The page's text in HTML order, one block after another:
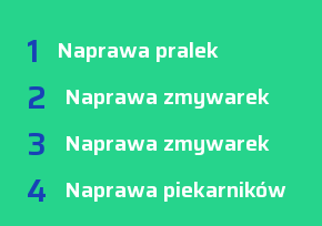
1 Naprawa pralek
2 Naprawa zmywarek
3 Naprawa zmywarek
4 Naprawa piekarników